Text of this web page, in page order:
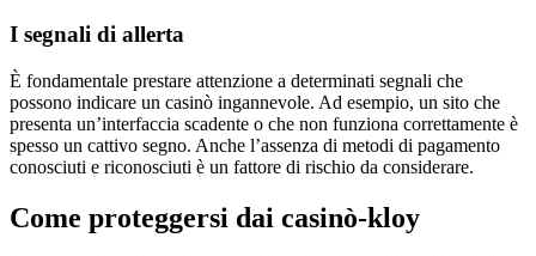
I segnali di allerta
È fondamentale prestare attenzione a determinati segnali che
possono indicare un casinò ingannevole. Ad esempio, un sito che
presenta un’interfaccia scadente o che non funziona correttamente è
spesso un cattivo segno. Anche l’assenza di metodi di pagamento
conosciuti e riconosciuti è un fattore di rischio da considerare.
Come proteggersi dai casinò-kloy